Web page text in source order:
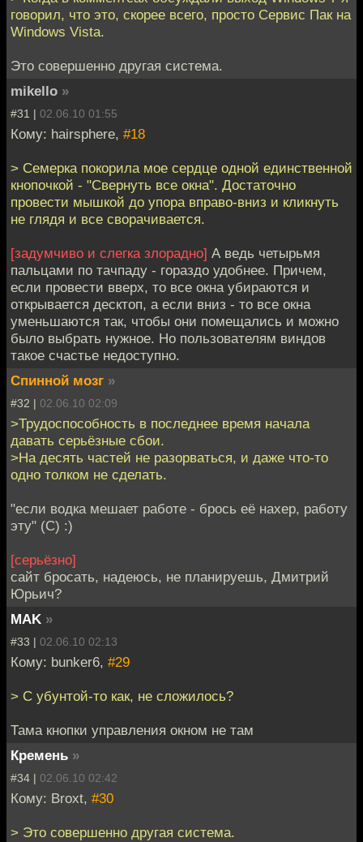
говорил, что это, скорее всего, просто Сервис Пак на
Windows Vista.
Это совершенно другая система.
mikello »
#31 | 02.06.10 01:55
Кому: hairsphere, #18
> Семерка покорила мое сердце одной единственной
кнопочкой - "Свернуть все окна". Достаточно
провести мышкой до упора вправо-вниз и кликнуть
не глядя и все сворачивается.
[задумчиво и слегка злорадно] А ведь четырьмя
пальцами по тачпаду - гораздо удобнее. Причем,
если провести вверх, то все окна убираются и
открывается десктоп, а если вниз - то все окна
уменьшаются так, чтобы они помещались и можно
было выбрать нужное. Но пользователям виндов
такое счастье недоступно.
Спинной мозг »
#32 | 02.06.10 02:09
>Трудоспособность в последнее время начала
давать серьёзные сбои.
>На десять частей не разорваться, и даже что-то
одно толком не сделать.
"если водка мешает работе - брось её нахер, работу
эту" (С) :)
[серьёзно]
сайт бросать, надеюсь, не планируешь, Дмитрий
Юрьич?
MAK »
#33 | 02.06.10 02:13
Кому: bunker6, #29
> С убунтой-то как, не сложилось?
Тама кнопки управления окном не там
Кремень »
#34 | 02.06.10 02:42
Кому: Broxt, #30
> Это совершенно другая система.